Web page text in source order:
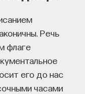
Речь
флаге
его до нас
часами